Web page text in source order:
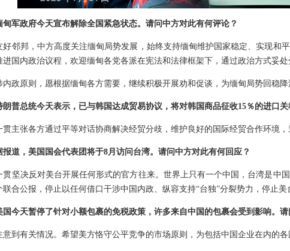
军政府今天宣布解除全国紧急状态。请问中方对此有何评论？
好邻邦，中方高度关注缅甸局势发展，始终支持缅甸维护国家稳定、实现和
国内政治议程，欢迎缅甸各党各派在宪法和法律框架下，通过政治方式妥处
政原则，愿根据缅甸各方需要，继续积极开展劝和促谈，为缅甸局势回稳降
普总统今天表示，已与韩国达成贸易协议，将对韩国商品征收15％的进口
主张各方通过平等对话协商解决经贸分歧，维护良好的国际经贸合作环境，
道，美国国会代表团将于8月访问台湾。请问中方对此有何回应？
贯坚决反对美台开展任何形式的官方往来。世界上只有一个中国，台湾是中
合公报，停止以任何借口干涉中国内政、纵容支持“台独”分裂势力，停止美
国今天暂停了针对小额包裹的免税政策，许多来自中国的包裹会受到影响。
到有关情况。希望美方恪守公平竞争的市场原则，为包括中国企业在内的